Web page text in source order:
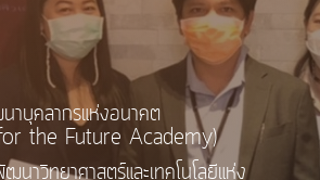
าบุคลากรแห่งอนาคต
the Future Academy)
นาวิทยาศาสตร์และเทคโนโลยีแห่ง